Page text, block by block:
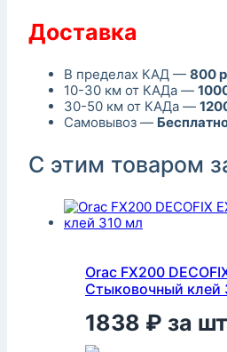
Доставка
В пределах КАД — 800
10-30 км от КАДа —
30-50 км от КАДа —
Самовывоз —
С этим товаром
Orac FX200
Стыковочный клей
1838 ₽ за